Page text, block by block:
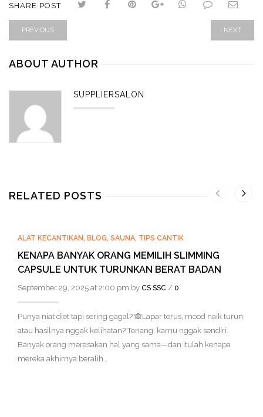
SHARE POST
PREVIOUS NEXT
ABOUT AUTHOR
SUPPLIERSALON
RELATED POSTS
ALAT KECANTIKAN, BLOG, SAUNA, TIPS CANTIK
KENAPA BANYAK ORANG MEMILIH SLIMMING
CAPSULE UNTUK TURUNKAN BERAT BADAN
September 29, 2025 at 2:00 pm by CS SSC / 0
Punya niat diet tapi sering gagal? 🙈Lapar terus, mood naik turun,
atau hasilnya nggak kelihatan? Tenang, kamu nggak sendiri.
Banyak orang merasakan hal yang sama—dan itulah kenapa
mereka akhirnya beralih…